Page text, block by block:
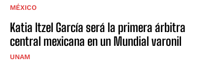
MÉXICO
Katia Itzel García será la primera árbitra
central mexicana en un Mundial varonil
UNAM